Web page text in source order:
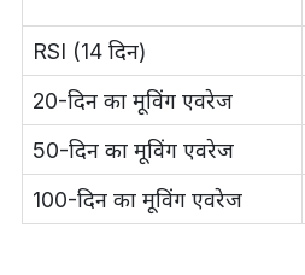
RSI (14 दिन)
20-दिन का मूविंग एवरेज
50-दिन का मूविंग एवरेज
100-दिन का मूविंग एवरेज